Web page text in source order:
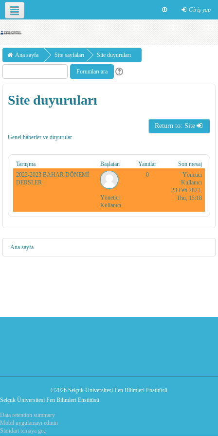
Giriş yap
Ana sayfa Site sayfaları Site duyuruları
Site duyuruları
Return to: Site
Genel haberler ve duyurular
Tartışma Başlatan Yanıtlar
Son mesaj
2022-2023 BAHAR DÖNEMİ
DERSLER
Yönetici
Kullanıcı
0
Yönetici
Kullanıcı
23 Feb 2023,
Thu, 15:18
Ana sayfa
©2026 Selçuk Üniversitesi Fen Bilimleri Enstitüsü
Selçuk Üniversitesi Fen Bilimleri Enstitüsü
Data retention summary
Mobil uygulamayı edinin
Standart temaya geç